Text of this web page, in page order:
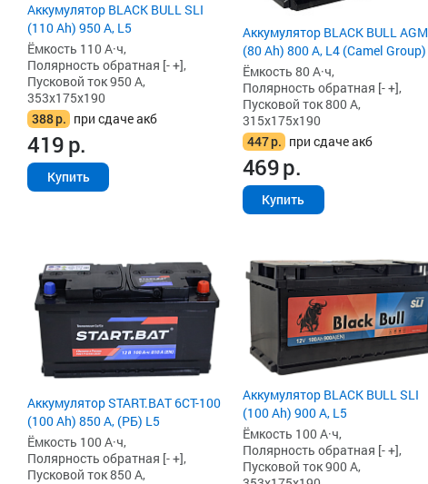
Аккумулятор BLACK BULL SLI
(110 Ah) 950 А, L5
Ёмкость 110 А·ч,
Полярность обратная [- +],
Пусковой ток 950 А,
353x175x190
388р. при сдаче акб
419р.
Купить
Аккумулятор BLACK BULL AGM
(80 Ah) 800 А, L4 (Camel Group)
Ёмкость 80 А·ч,
Полярность обратная [- +],
Пусковой ток 800 А,
315x175x190
447р. при сдаче акб
469р.
Купить
Аккумулятор START.BAT 6CT-100
(100 Ah) 850 А, (РБ) L5
Ёмкость 100 А·ч,
Полярность обратная [- +],
Пусковой ток 850 А,
Аккумулятор BLACK BULL SLI
(100 Ah) 900 А, L5
Ёмкость 100 А·ч,
Полярность обратная [- +],
Пусковой ток 900 А,